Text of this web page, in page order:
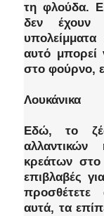
τη φλούδα.
δεν έχουν
αυτό μπορεί
στο φούρνο,
Λουκάνικα
Εδώ, το
κρεάτων στο
επιβλαβές
προσθέτετε
αυτά, τα